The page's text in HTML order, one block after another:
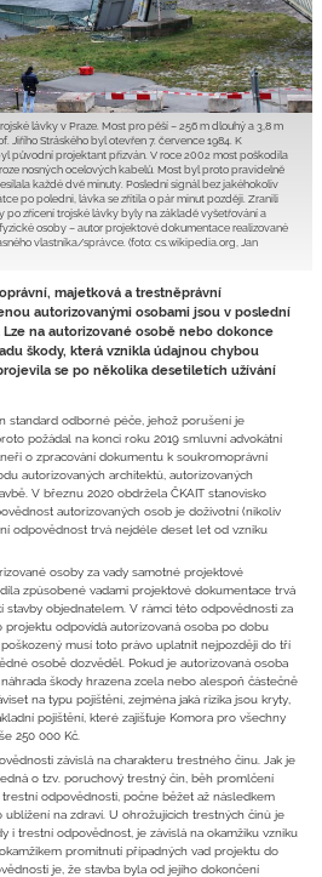
lávky v Praze. Most pro pěší – 256 m dlouhý a 3,8 m
Jiřího Stráského byl otevřen 7. července 1984. K
původní projektant přizván. V roce 2002 most poškodila
nosných ocelových kabelů. Most byl proto pravidelně
každé dvě minuty. Poslední signál bez jakéhokoliv
po poledni, lávka se zřítila o pár minut později. Zranili
po zřícení trojské lávky byly na základě vyšetřování a
osoby – autor projektové dokumentace realizované
vlastníka/správce. (foto: cs.wikipedia.org, Jan
majetková a trestněprávní
autorizovanými osobami jsou v poslední
na autorizované osobě nebo dokonce
škody, která vznikla údajnou chybou
se po několika desetiletích užívání
standard odborné péče, jehož porušení je
požádal na konci roku 2019 smluvní advokátní
o zpracování dokumentu k soukromoprávní
autorizovaných architektů, autorizovaných
V březnu 2020 obdržela ČKAIT stanovisko
autorizovaných osob je doživotní (nikoliv
odpovědnost trvá nejdéle deset let od vzniku
osoby za vady samotné projektové
způsobené vadami projektové dokumentace trvá
objednatelem. V rámci této odpovědnosti za
odpovídá autorizovaná osoba po dobu
musí toto právo uplatnit nejpozději do tří
osobě dozvěděl. Pokud je autorizovaná osoba
škody hrazena zcela nebo alespoň částečně
na typu pojištění, zejména jaká rizika jsou kryty,
pojištění, které zajišťuje Komora pro všechny
250 000 Kč.
závislá na charakteru trestného činu. Jak je
o tzv. poruchový trestný čin, běh promlčení
odpovědnosti, počne běžet až následkem
na zdraví. U ohrožujících trestných činů je
i trestní odpovědnost, je závislá na okamžiku vzniku
promítnutí případných vad projektu do
je, že stavba byla od jejího dokončení